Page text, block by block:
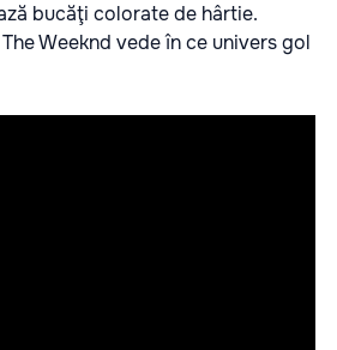
bucăţi colorate de hârtie.
Weeknd vede în ce univers gol